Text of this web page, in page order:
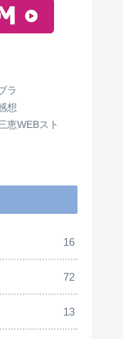
ラ
想
恵WEBスト
16
72
13